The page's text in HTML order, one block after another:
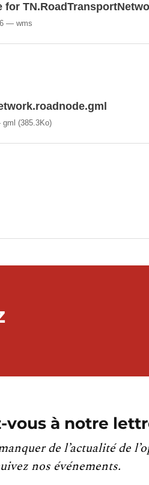
for
wms
gml(385.3Ko)
vous à notre
de l’actualité de
nos événements.